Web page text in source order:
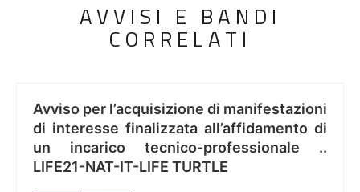
AVVISI E BANDI
CORRELATI
Avviso per l’acquisizione di manifestazioni
di interesse finalizzata all’affidamento di
un incarico tecnico-professionale ..
LIFE21-NAT-IT-LIFE TURTLE